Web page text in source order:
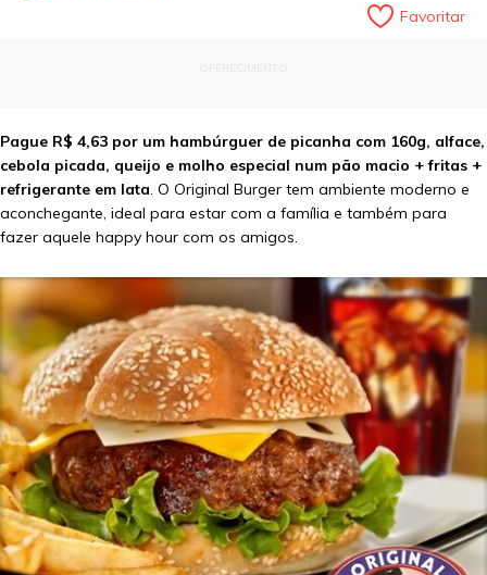
Favoritar
Pague R$ 4,63 por um hambúrguer de picanha com 160g, alface,
cebola picada, queijo e molho especial num pão macio + fritas +
refrigerante em lata. O Original Burger tem ambiente moderno e
aconchegante, ideal para estar com a família e também para
fazer aquele happy hour com os amigos.